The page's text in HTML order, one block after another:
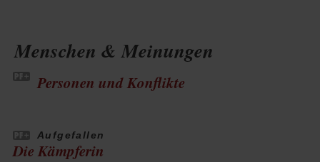
Menschen & Meinungen
Personen und Konflikte
Aufgefallen
Die Kämpferin